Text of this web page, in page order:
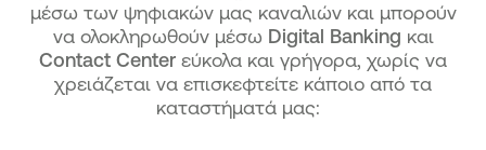
μέσω των ψηφιακών μας καναλιών και μπορούν
να ολοκληρωθούν μέσω Digital Banking και
Contact Center εύκολα και γρήγορα, χωρίς να
χρειάζεται να επισκεφτείτε κάποιο από τα
καταστήματά μας: